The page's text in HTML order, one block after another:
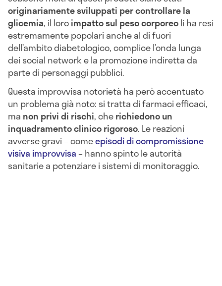
originariamente sviluppati per controllare la
glicemia, il loroimpatto sul peso corporeoli ha resi
estremamente popolari anche al di fuori
dell’ambito diabetologico, complice l’onda lunga
dei social network e la promozione indiretta da
parte di personaggi pubblici.
Questa improvvisa notorietà ha però accentuato
un problema già noto: si tratta di farmaci efficaci,
ma non privi di rischi, cherichiedono un
inquadramento clinico rigoroso. Le reazioni
avverse gravi – comeepisodi di compromissione
visiva improvvisa – hanno spinto le autorità
sanitarie a potenziare i sistemi di monitoraggio.